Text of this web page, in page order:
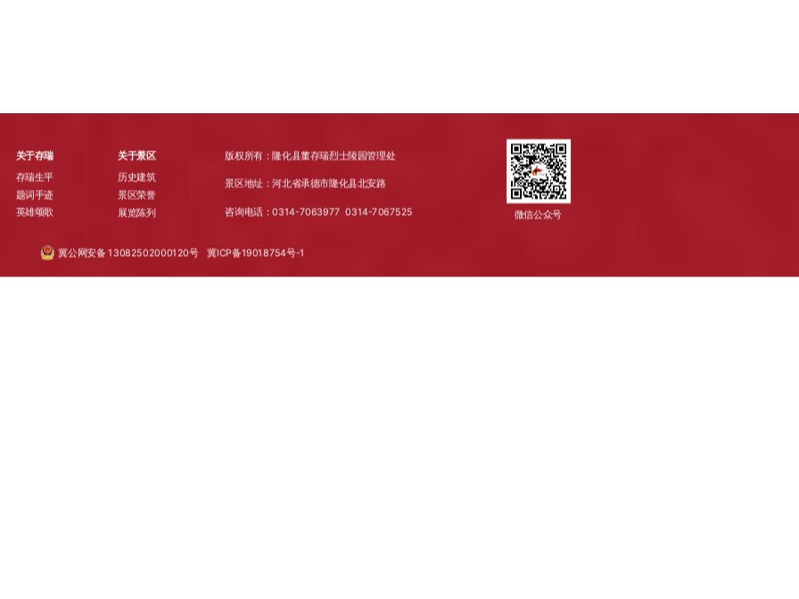
冀ICP备19018754号-1
微信公众号
版权所有：隆化县董存瑞烈士陵园管理处
景区地址：河北省承德市隆化县北安路
咨询电话：0314-70639770314-7067525
关于存瑞
存瑞生平
题词手迹
英雄颂歌
关于景区
历史建筑
景区荣誉
展览陈列
冀公网安备 13082502000120号